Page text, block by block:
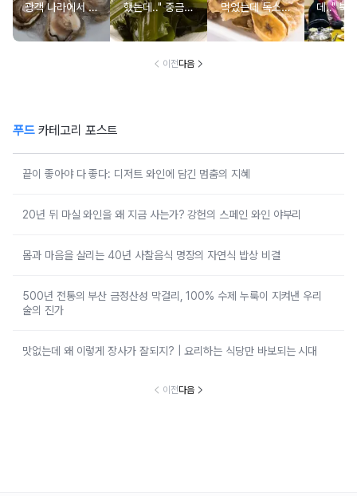
광객 나라에서 남
녀노소 보양식처
럼 먹는 음식
했는데.." 중금속
싹 다 빠질 줄 몰
랐어요
먹었는데 독소를
먹고 있었던 의외
의 음식
데.." 북
외로 안
건
이전다음
푸드카테고리 포스트
끝이 좋아야 다 좋다: 디저트 와인에 담긴 멈춤의 지혜
20년 뒤 마실 와인을 왜 지금 사는가? 강헌의 스페인 와인 야부리
몸과 마음을 살리는 40년 사찰음식 명장의 자연식 밥상 비결
500년 전통의 부산 금정산성 막걸리, 100% 수제 누룩이 지켜낸 우리
술의 진가
맛없는데 왜 이렇게 장사가 잘되지? | 요리하는 식당만 바보되는 시대
이전다음